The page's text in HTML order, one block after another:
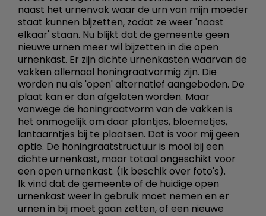
naast het urnenvak waar de urn van mijn moeder
staat kunnen bijzetten, zodat ze weer 'naast
elkaar' staan. Nu blijkt dat de gemeente geen
nieuwe urnen meer wil bijzetten in die open
urnenkast. Er zijn dichte urnenkasten waarvan de
vakken allemaal honingraatvormig zijn. Die
worden nu als 'open' alternatief aangeboden. De
plaat kan er dan afgelaten worden. Maar
vanwege de honingraatvorm van de vakken is
het onmogelijk om daar plantjes, bloemetjes,
lantaarntjes bij te plaatsen. Dat is voor mij geen
optie. De honingraatstructuur is mooi bij een
dichte urnenkast, maar totaal ongeschikt voor
een open urnenkast. (Ik beschik over foto's).
Ik vind dat de gemeente of de huidige open
urnenkast weer in gebruik moet nemen en er
urnen in bij moet gaan zetten, of een nieuwe